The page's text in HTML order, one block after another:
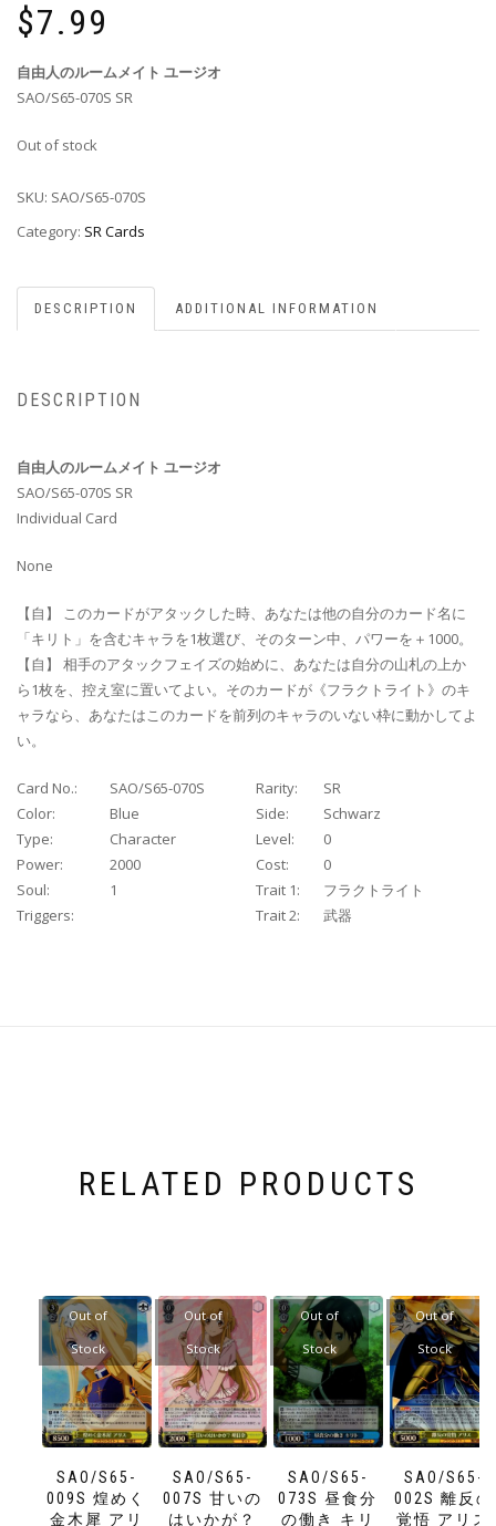
$7.99
自由人のルームメイト ユージオ
SAO/S65-070S SR
Out of stock
SKU: SAO/S65-070S
Category: SR Cards
DESCRIPTION ADDITIONAL INFORMATION
DESCRIPTION
自由人のルームメイト ユージオ
SAO/S65-070S SR
Individual Card
None
【自】 このカードがアタックした時、あなたは他の自分のカード名に
「キリト」を含むキャラを1枚選び、そのターン中、パワーを＋1000。
【自】 相手のアタックフェイズの始めに、あなたは自分の山札の上か
ら1枚を、控え室に置いてよい。そのカードが《フラクトライト》のキ
ャラなら、あなたはこのカードを前列のキャラのいない枠に動かしてよ
い。
Card No.: SAO/S65-070S Rarity:
SR
Color:
Blue Side:
Schwarz
Type:
Character Level:
0
Power:
2000 Cost:
0
Soul:
1 Trait 1:
フラクトライト
Triggers:
Trait 2: 武器
RELATED PRODUCTS
SAO/S65-
009S 煌めく
金木犀 アリ
Out of
Stock
SAO/S65-
007S 甘いの
はいかが？
Out of
Stock
SAO/S65-
073S 昼食分
の働き キリ
Out of
Stock
SAO/S65-
002S 離反の
覚悟 アリス
Out of
Stock